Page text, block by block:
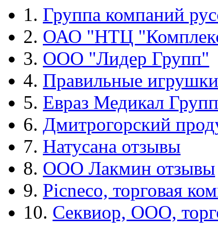
1. Группа компаний
2. ОАО "НТЦ
3. ООО "Лидер Групп"
4. Правильные игрушки
5. Евраз Медикал Групп
6. Дмитрогорский
7. Натусана отзывы
8. ООО Лакмин отзывы
9. Picneco, торговая
10. Секвиор, ООО,